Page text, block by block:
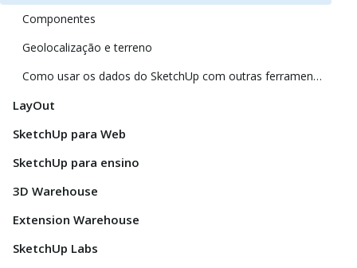
Componentes
Geolocalização e terreno
Como usar os dados do SketchUp com outras ferramentas e programas de modelagem
LayOut
SketchUp para Web
SketchUp para ensino
3D Warehouse
Extension Warehouse
SketchUp Labs